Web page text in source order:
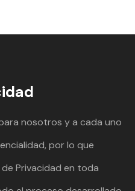
nosotros y a cada uno
por lo que
Privacidad en toda